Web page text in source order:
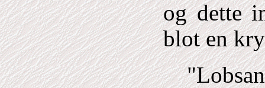
og dette
blot en